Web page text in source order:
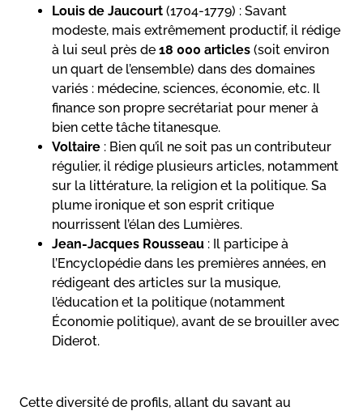
Louis de Jaucourt (1704-1779) : Savant
modeste, mais extrêmement productif, il rédige
à lui seul près de 18 000 articles (soit environ
un quart de l’ensemble) dans des domaines
variés : médecine, sciences, économie, etc. Il
finance son propre secrétariat pour mener à
bien cette tâche titanesque.
Voltaire : Bien qu’il ne soit pas un contributeur
régulier, il rédige plusieurs articles, notamment
sur la littérature, la religion et la politique. Sa
plume ironique et son esprit critique
nourrissent l’élan des Lumières.
Jean-Jacques Rousseau : Il participe à
l’Encyclopédie dans les premières années, en
rédigeant des articles sur la musique,
l’éducation et la politique (notamment
Économie politique), avant de se brouiller avec
Diderot.
Cette diversité de profils, allant du savant au